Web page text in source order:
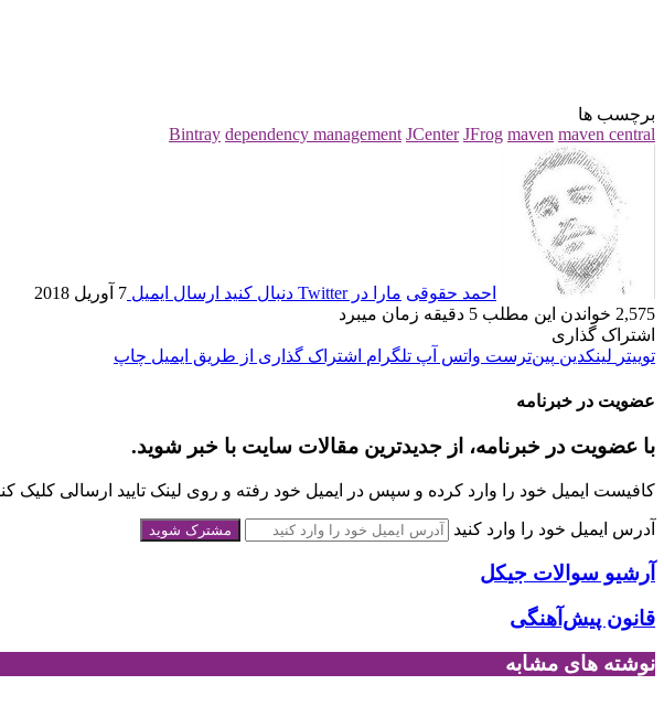
برچسب ها
Bintray dependency management JCenter JFrog maven maven central
احمد حقوقی مارا در Twitter دنبال کنید ارسال ایمیل 7 آوریل 2018
2,575 خواندن این مطلب 5 دقیقه زمان می‎برد
اشتراک گذاری
توییتر لینکدین ‫پین‌ترست واتس آپ تلگرام اشتراک گذاری از طریق ایمیل چاپ
عضویت در خبرنامه
با عضویت در خبرنامه، از جدیدترین مقالات سایت با خبر شوید.
کافیست ایمیل خود را وارد کرده و سپس در ایمیل خود رفته و روی لینک تایید ارسالی کلیک
آدرس ایمیل خود را وارد کنید
آرشیو سوالات جی‎کل
قانون پیش‌آهنگی
نوشته های مشابه